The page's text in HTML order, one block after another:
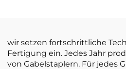
mm für
Geländefahrten
wir setzen fortschrittliche
Fertigung ein. Jedes Jahr
von Gabelstaplern. Für jedes